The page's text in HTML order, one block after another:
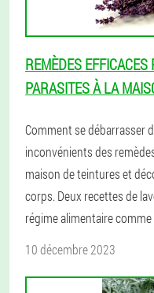
REMÈDES
PARASITES À LA
Comment se débarrasser
inconvénients des
maison de teintures et
corps. Deux recettes de
régime alimentaire
10 décembre 2023